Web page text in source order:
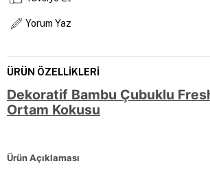
Yorum Yaz
ÜRÜN ÖZELLIKLERI
Dekoratif Bambu Çubuklu
Ortam Kokusu
Ürün Açıklaması